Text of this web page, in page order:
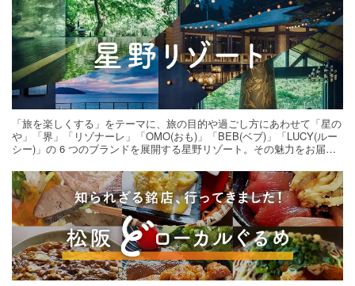
「旅を楽しくする」をテーマに、旅の目的や過ごし方にあわせて「星の
や」「界」「リゾナーレ」「OMO(おも)」「BEB(ベブ)」「LUCY(ルー
シー)」の 6 つのブランドを展開する星野リゾート。その魅力をお届け